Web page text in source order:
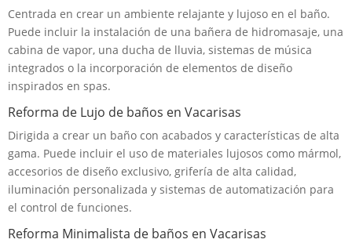
Centrada en crear un ambiente relajante y lujoso en el baño.
Puede incluir la instalación de una bañera de hidromasaje, una
cabina de vapor, una ducha de lluvia, sistemas de música
integrados o la incorporación de elementos de diseño
inspirados en spas.
Reforma de Lujo de baños en Vacarisas
Dirigida a crear un baño con acabados y características de alta
gama. Puede incluir el uso de materiales lujosos como mármol,
accesorios de diseño exclusivo, grifería de alta calidad,
iluminación personalizada y sistemas de automatización para
el control de funciones.
Reforma Minimalista de baños en Vacarisas